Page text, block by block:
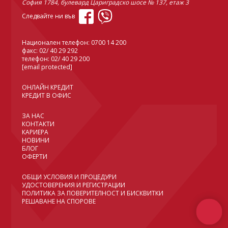
София 1784, булевард Цариградско шосе № 137, етаж 3
Следвайте ни във
Национален телефон: 0700 14 200
факс: 02/ 40 29 292
телефон: 02/ 40 29 200
[email protected]
ОНЛАЙН КРЕДИТ
КРЕДИТ В ОФИС
ЗА НАС
КОНТАКТИ
КАРИЕРА
НОВИНИ
БЛОГ
ОФЕРТИ
ОБЩИ УСЛОВИЯ И ПРОЦЕДУРИ
УДОСТОВЕРЕНИЯ И РЕГИСТРАЦИИ
ПОЛИТИКА ЗА ПОВЕРИТЕЛНОСТ И БИСКВИТКИ
РЕШАВАНЕ НА СПОРОВЕ